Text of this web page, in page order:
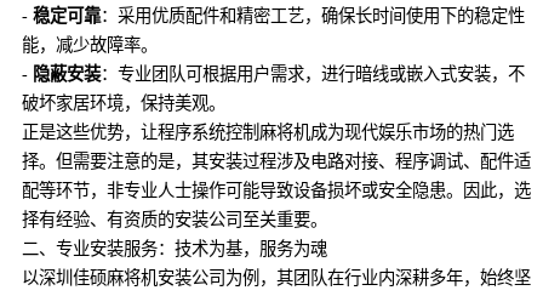
- 稳定可靠：采用优质配件和精密工艺，确保长时间使用下的稳定性
能，减少故障率。
- 隐蔽安装：专业团队可根据用户需求，进行暗线或嵌入式安装，不
破坏家居环境，保持美观。
正是这些优势，让程序系统控制麻将机成为现代娱乐市场的热门选
择。但需要注意的是，其安装过程涉及电路对接、程序调试、配件适
配等环节，非专业人士操作可能导致设备损坏或安全隐患。因此，选
择有经验、有资质的安装公司至关重要。
二、专业安装服务：技术为基，服务为魂
以深圳佳硕麻将机安装公司为例，其团队在行业内深耕多年，始终坚